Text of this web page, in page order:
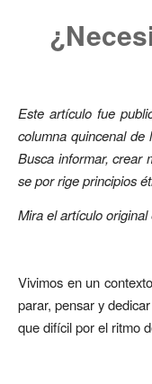
Este artículo fue
columna quincenal
Busca informar, crear
se por rige principios
Mira el artículo original
Vivimos en un
parar, pensar y
que difícil por el ritmo